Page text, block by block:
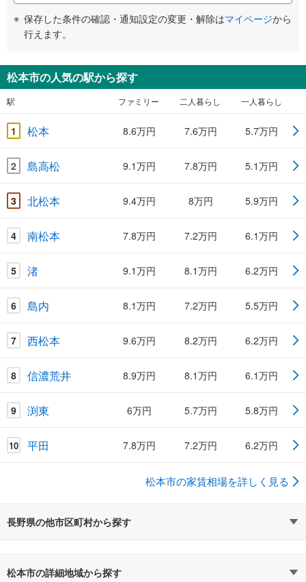
保存した条件の確認・通知設定の変更・解除はマイページから
行えます。
松本市の人気の駅から探す
駅 ファミリー 二人暮らし 一人暮らし
1 松本 8.6万円 7.6万円 5.7万円
2 島高松 9.1万円 7.8万円 5.1万円
3 北松本 9.4万円 8万円 5.9万円
4 南松本 7.8万円 7.2万円 6.1万円
5 渚 9.1万円 8.1万円 6.2万円
6 島内 8.1万円 7.2万円 5.5万円
7 西松本 9.6万円 8.2万円 6.2万円
8 信濃荒井 8.9万円 8.1万円 6.1万円
9 渕東 6万円 5.7万円 5.8万円
10 平田 7.8万円 7.2万円 6.2万円
松本市の家賃相場を詳しく見る
長野県の他市区町村から探す
松本市の詳細地域から探す